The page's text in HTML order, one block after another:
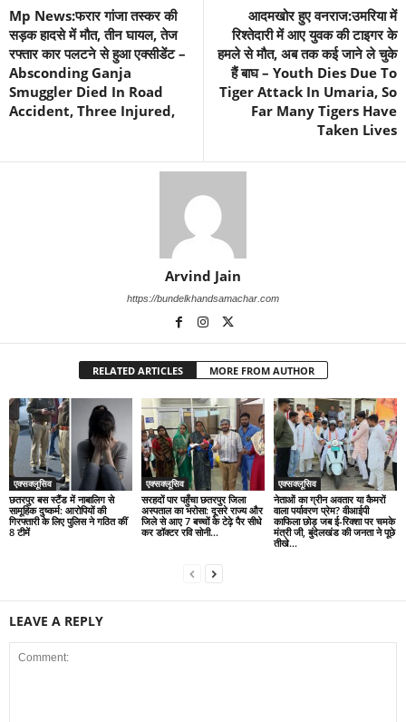
Mp News:फरार गांजा तस्कर की
सड़क हादसे में मौत, तीन घायल, तेज
रफ्तार कार पलटने से हुआ एक्सीडेंट –
Absconding Ganja
Smuggler Died In Road
Accident, Three Injured,
आदमखोर हुए वनराज:उमरिया में
रिश्तेदारी में आए युवक की टाइगर के
हमले से मौत, अब तक कई जाने ले चुके
हैं बाघ – Youth Dies Due To
Tiger Attack In Umaria, So
Far Many Tigers Have
Taken Lives
Arvind Jain
https://bundelkhandsamachar.com
RELATED ARTICLES MORE FROM AUTHOR
एक्सक्लूसिव
छतरपुर बस स्टैंड में नाबालिग से
सामूहिक दुष्कर्म: आरोपियों की
गिरफ्तारी के लिए पुलिस ने गठित कीं
8 टीमें
एक्सक्लूसिव
सरहदों पार पहुँचा छतरपुर जिला
अस्पताल का भरोसा: दूसरे राज्य और
जिले से आए 7 बच्चों के टेढ़े पैर सीधे
कर डॉक्टर रवि सोनी...
एक्सक्लूसिव
नेताओं का ग्रीन अवतार या कैमरों
वाला पर्यावरण प्रेम? वीआईपी
काफिला छोड़ जब ई-रिक्शा पर चमके
मंत्री जी, बुंदेलखंड की जनता ने पूछे
तीखे...
LEAVE A REPLY